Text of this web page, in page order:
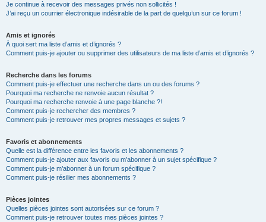
Je continue à recevoir des messages privés non sollicités !
J’ai reçu un courrier électronique indésirable de la part de quelqu’un sur ce forum !
Amis et ignorés
À quoi sert ma liste d’amis et d’ignorés ?
Comment puis-je ajouter ou supprimer des utilisateurs de ma liste d’amis et d’ignorés ?
Recherche dans les forums
Comment puis-je effectuer une recherche dans un ou des forums ?
Pourquoi ma recherche ne renvoie aucun résultat ?
Pourquoi ma recherche renvoie à une page blanche ?!
Comment puis-je rechercher des membres ?
Comment puis-je retrouver mes propres messages et sujets ?
Favoris et abonnements
Quelle est la différence entre les favoris et les abonnements ?
Comment puis-je ajouter aux favoris ou m’abonner à un sujet spécifique ?
Comment puis-je m’abonner à un forum spécifique ?
Comment puis-je résilier mes abonnements ?
Pièces jointes
Quelles pièces jointes sont autorisées sur ce forum ?
Comment puis-je retrouver toutes mes pièces jointes ?